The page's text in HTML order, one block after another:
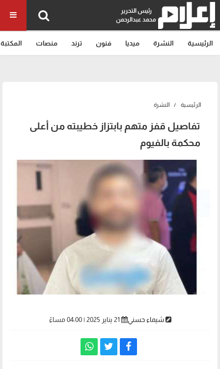
رئيس التحرير
محمد عبدالرحمن
الرئيسية النشرة ميديا فنون ترند منصات المكتبة
الرئيسية النشرة
تفاصيل قفز متهم بابتزاز خطيبته من أعلى
محكمة بالفيوم
شيماء حسني